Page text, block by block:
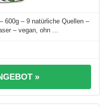
600g – 9 natürliche Quellen –
– vegan, ohn ...
»